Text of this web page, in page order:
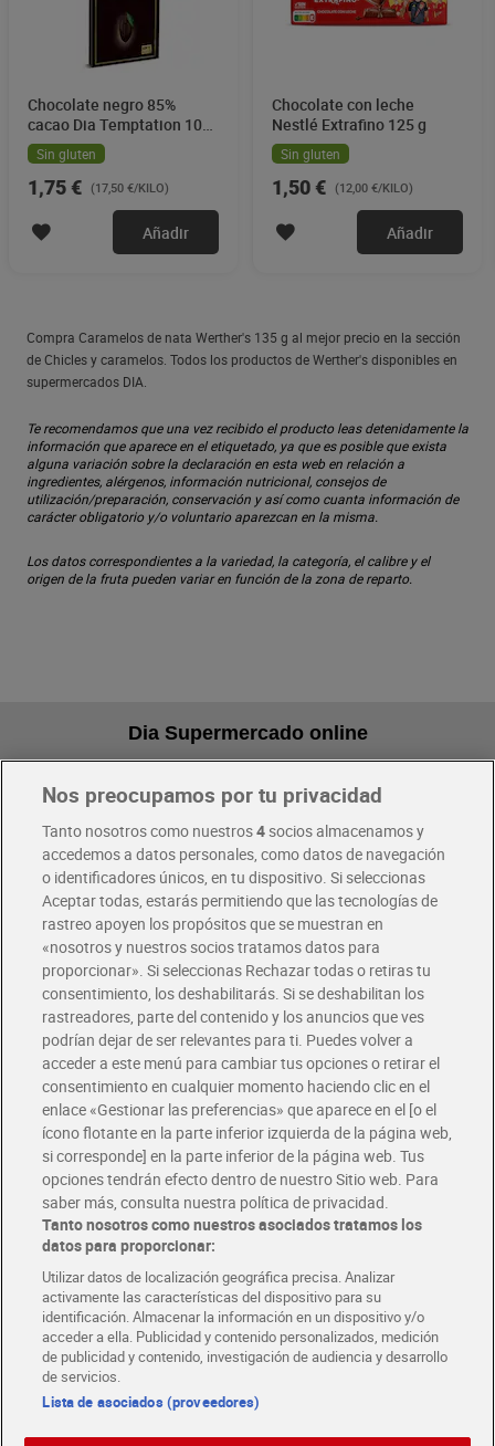
Chocolate negro 85%
cacao Dia Temptation 100
gSin gluten
1,75 € (17,50 €/KILO)
Añadir
Chocolate con leche
Nestlé Extrafino 125 g
Sin gluten
1,50 € (12,00 €/KILO)
Añadir
Compra Caramelos de nata Werther's 135 g al mejor precio en la sección
de Chicles y caramelos. Todos los productos de Werther's disponibles en
supermercados DIA.
Te recomendamos que una vez recibido el producto leas detenidamente la
información que aparece en el etiquetado, ya que es posible que exista
alguna variación sobre la declaración en esta web en relación a
ingredientes, alérgenos, información nutricional, consejos de
utilización/preparación, conservación y así como cuanta información de
carácter obligatorio y/o voluntario aparezcan en la misma.
Los datos correspondientes a la variedad, la categoría, el calibre y el
origen de la fruta pueden variar en función de la zona de reparto.
Dia Supermercado online
Pide hoy, recibe hoy
Envío gratis por compras superiores a 100€
Envío estandar por 4,99€
Glovo y Uber Eats
Solicita tu factura de Glovo o Uber Eats
Únete al CLUB Dia
Disfruta las ventajas y ofertas exclusivas.
Descárgate la APP Dia
Folletos y Tiendas
Descubre las mejores ofertas y busca tu tienda más cercana
Tarjeta MaX Dia
Te devuelve hasta 8€/mes de tus compras.
¡Solicita tu tarjeta de crédito aquí!
COMER MEJOR CADA DIA
COLABORA CON DIA ABRE TU TIENDA DIA CORPORATE
Nos preocupamos por tu privacidad
Tanto nosotros como nuestros4socios almacenamos y
accedemos a datos personales, como datos de navegación
o identificadores únicos, en tu dispositivo. Si seleccionas
Aceptar todas, estarás permitiendo que las tecnologías de
rastreo apoyen los propósitos que se muestran en
«nosotros y nuestros socios tratamos datos para
proporcionar». Si seleccionas Rechazar todas o retiras tu
consentimiento, los deshabilitarás. Si se deshabilitan los
rastreadores, parte del contenido y los anuncios que ves
podrían dejar de ser relevantes para ti. Puedes volver a
acceder a este menú para cambiar tus opciones o retirar el
consentimiento en cualquier momento haciendo clic en el
enlace «Gestionar las preferencias» que aparece en el [o el
ícono flotante en la parte inferior izquierda de la página web,
si corresponde] en la parte inferior de la página web. Tus
opciones tendrán efecto dentro de nuestro Sitio web. Para
saber más, consulta nuestra política de privacidad.
Tanto nosotros como nuestros asociados tratamos los
datos para proporcionar:
Utilizar datos de localización geográfica precisa. Analizar
activamente las características del dispositivo para su
identificación. Almacenar la información en un dispositivo y/o
acceder a ella. Publicidad y contenido personalizados, medición
de publicidad y contenido, investigación de audiencia y desarrollo
de servicios.
Lista de asociados (proveedores)